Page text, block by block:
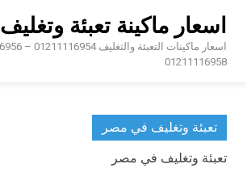
content
اسعار ماكينة تعبئة وتغليف
01211116958
تعبئة وتغليف في مصر
تعبئة وتغليف في مصر